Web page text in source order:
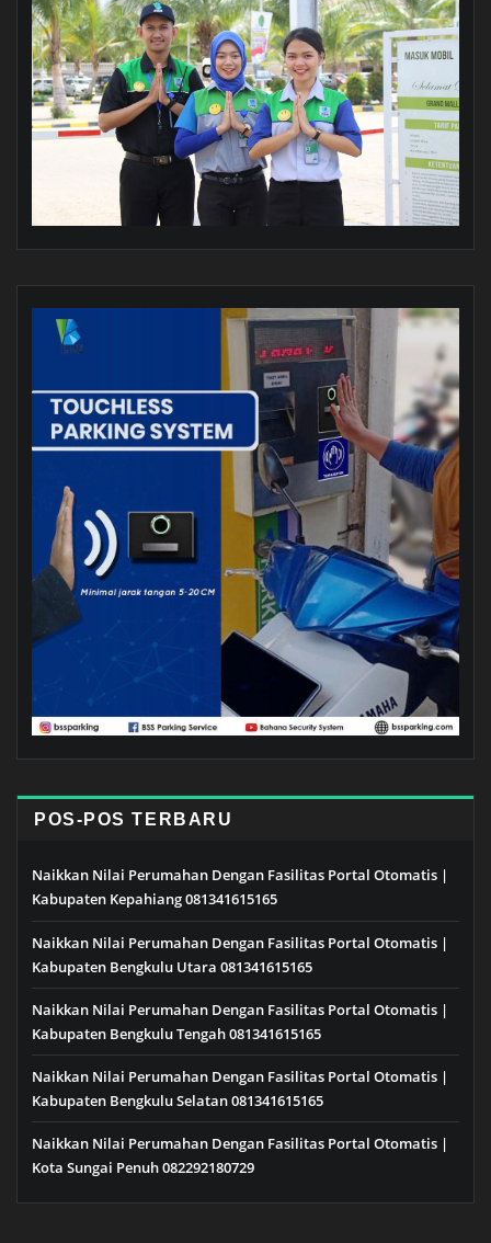
POS-POS TERBARU
Naikkan Nilai Perumahan Dengan Fasilitas Portal Otomatis |
Kabupaten Kepahiang 081341615165
Naikkan Nilai Perumahan Dengan Fasilitas Portal Otomatis |
Kabupaten Bengkulu Utara 081341615165
Naikkan Nilai Perumahan Dengan Fasilitas Portal Otomatis |
Kabupaten Bengkulu Tengah 081341615165
Naikkan Nilai Perumahan Dengan Fasilitas Portal Otomatis |
Kabupaten Bengkulu Selatan 081341615165
Naikkan Nilai Perumahan Dengan Fasilitas Portal Otomatis |
Kota Sungai Penuh 082292180729